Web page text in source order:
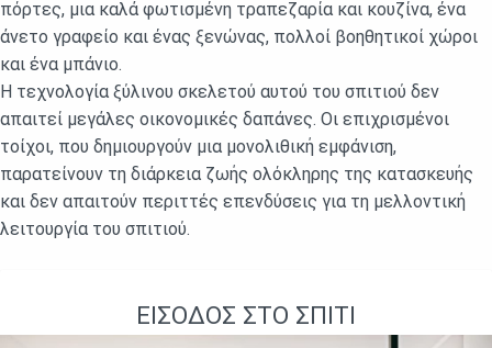
πόρτες, μια καλά φωτισμένη τραπεζαρία και κουζίνα, ένα
άνετο γραφείο και ένας ξενώνας, πολλοί βοηθητικοί χώροι
και ένα μπάνιο.
Η τεχνολογία ξύλινου σκελετού αυτού του σπιτιού δεν
απαιτεί μεγάλες οικονομικές δαπάνες. Οι επιχρισμένοι
τοίχοι, που δημιουργούν μια μονολιθική εμφάνιση,
παρατείνουν τη διάρκεια ζωής ολόκληρης της κατασκευής
και δεν απαιτούν περιττές επενδύσεις για τη μελλοντική
λειτουργία του σπιτιού.
ΕΊΣΟΔΟΣ ΣΤΟ ΣΠΊΤΙ